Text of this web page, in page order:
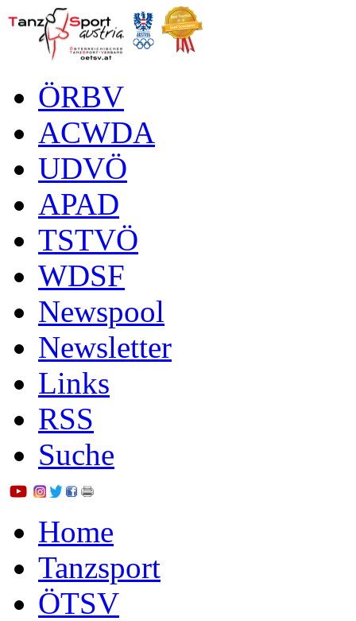
ÖRBV
ACWDA
UDVÖ
APAD
TSTVÖ
WDSF
Newspool
Newsletter
Links
RSS
Suche
Home
Tanzsport
ÖTSV